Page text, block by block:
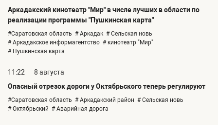
Аркадакский кинотеатр "Мир" в числе лучших в области по
реализации программы "Пушкинская карта"
#Саратовская область # Аркадак # Сельская новь
# Аркадакское информагентство # кинотеатр "Мир"
# Пушкинская карта
11:22
8 августа
Опасный отрезок дороги у Октябрьского теперь регулируют
#Саратовская область # Аркадакский район # Сельская новь
# Октябрьский # Аварийная дорога